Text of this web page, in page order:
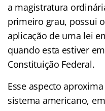
a magistratura
primeiro grau, possui
aplicação de uma lei
quando esta estiver
Constituição Federal.
Esse aspecto
sistema americano,